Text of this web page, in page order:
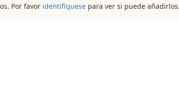
Por favor identifíquese para ver si puede añadirlos.